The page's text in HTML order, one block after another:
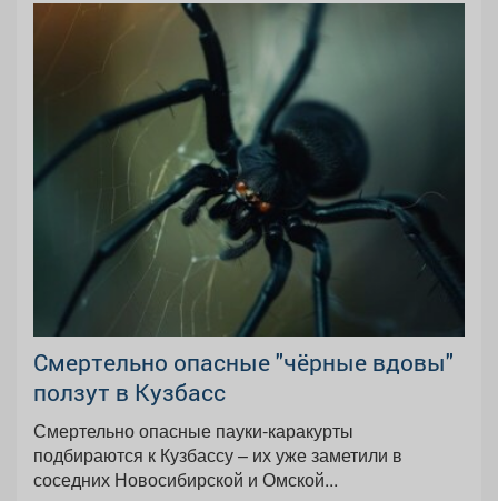
Смертельно опасные "чёрные вдовы"
ползут в Кузбасс
Смертельно опасные пауки-каракурты
подбираются к Кузбассу – их уже заметили в
соседних Новосибирской и Омской...